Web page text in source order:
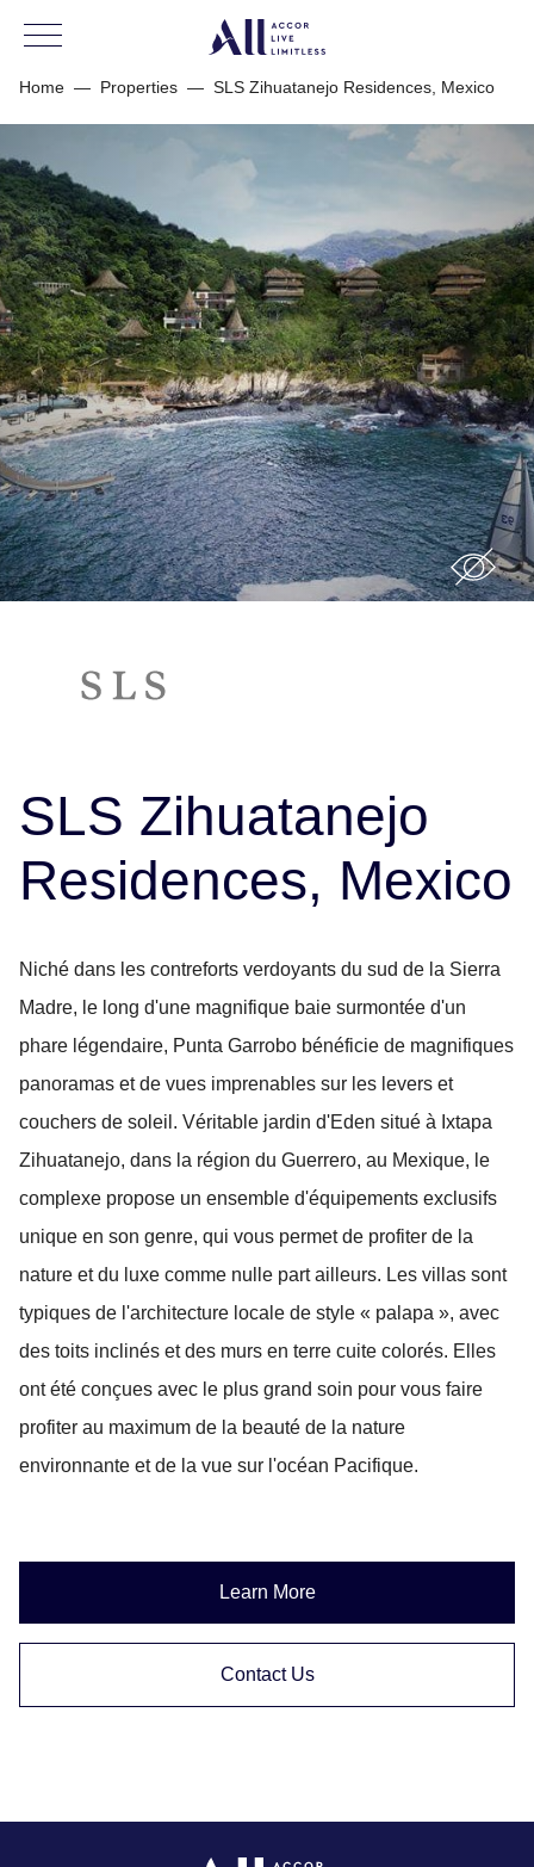
Home — Properties — SLS Zihuatanejo Residences, Mexico
SLS Zihuatanejo
Residences, Mexico
Niché dans les contreforts verdoyants du sud de la Sierra
Madre, le long d'une magnifique baie surmontée d'un
phare légendaire, Punta Garrobo bénéficie de magnifiques
panoramas et de vues imprenables sur les levers et
couchers de soleil. Véritable jardin d'Eden situé à Ixtapa
Zihuatanejo, dans la région du Guerrero, au Mexique, le
complexe propose un ensemble d'équipements exclusifs
unique en son genre, qui vous permet de profiter de la
nature et du luxe comme nulle part ailleurs. Les villas sont
typiques de l'architecture locale de style « palapa », avec
des toits inclinés et des murs en terre cuite colorés. Elles
ont été conçues avec le plus grand soin pour vous faire
profiter au maximum de la beauté de la nature
environnante et de la vue sur l'océan Pacifique.
Learn More
Contact Us